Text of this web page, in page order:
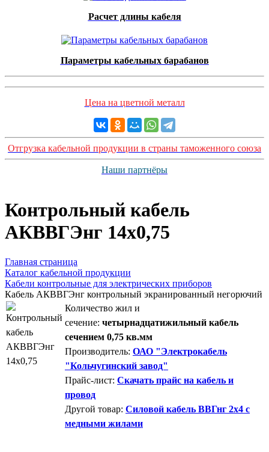
Расчет длины кабеля
Параметры кабельных барабанов
Цена на цветной металл
Отгрузка кабельной продукции в страны таможенного союза
Наши партнёры
Контрольный кабель
AКВВГЭнг 14х0,75
Главная страница
Каталог кабельной продукции
Кабели контрольные для электрических приборов
Кабель АКВВГЭнг контрольный экранированный негорючий
Количество жил и
сечение: четырнадцатижильный кабель
сечением 0,75 кв.мм
Производитель: ОАО "Электрокабель
"Кольчугинский завод"
Прайс-лист: Скачать прайс на кабель и
провод
Другой товар: Силовой кабель ВВГнг 2х4 с
медными жилами